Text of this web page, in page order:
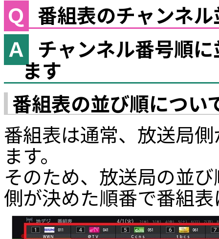
番組表のチャンネ
チャンネル番号順
ます
番組表の並び順につい
番組表は通常、放送局
ます。
そのため、放送局の並
側が決めた順番で番組